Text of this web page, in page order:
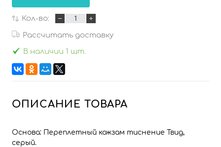
Кол-во:
Рассчитать доставку
В наличии 1 шт.
ОПИСАНИЕ ТОВАРА
Основа: Переплетный кожзам тиснение Твид,
серый.